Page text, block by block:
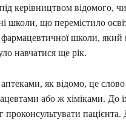
керівництвом відомого,
школи, що перемістило
школи,
навчатися ще рік.
як відомо, це
або ж хіміками. До
проконсультувати